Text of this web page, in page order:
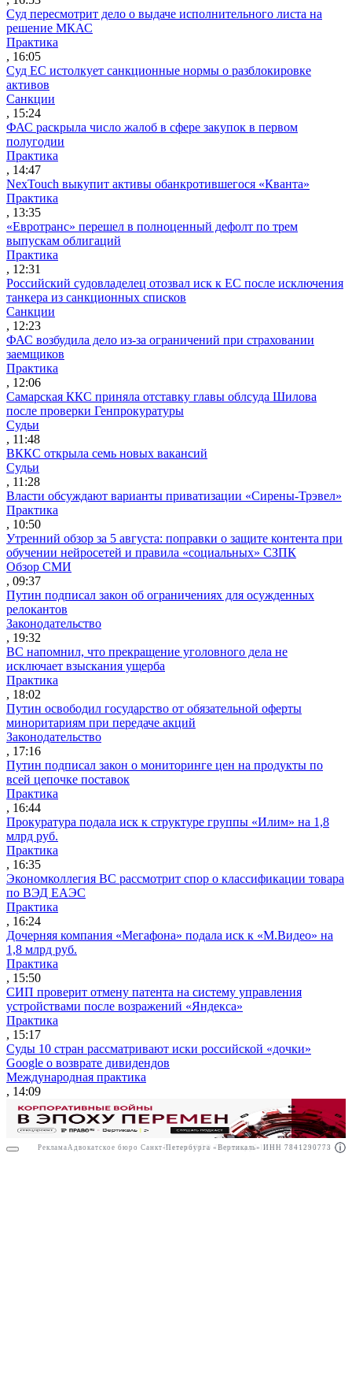
РекламаООО "Право.ру" ИНН: 7704835288
Суд пересмотрит дело о выдаче исполнительного листа на
решение МКАС
Практика
, 16:05
Суд ЕС истолкует санкционные нормы о разблокировке
активов
Санкции
, 15:24
ФАС раскрыла число жалоб в сфере закупок в первом
полугодии
Практика
, 14:47
NexTouch выкупит активы обанкротившегося «Кванта»
Практика
, 13:35
«Евротранс» перешел в полноценный дефолт по трем
выпускам облигаций
Практика
, 12:31
Российский судовладелец отозвал иск к ЕС после исключения
танкера из санкционных списков
Санкции
, 12:23
ФАС возбудила дело из-за ограничений при страховании
заемщиков
Практика
, 12:06
Самарская ККС приняла отставку главы облсуда Шилова
после проверки Генпрокуратуры
Судьи
, 11:48
ВККС открыла семь новых вакансий
Судьи
, 11:28
Власти обсуждают варианты приватизации «Сирены-Трэвел»
Практика
, 10:50
Утренний обзор за 5 августа: поправки о защите контента при
обучении нейросетей и правила «социальных» СЗПК
Обзор СМИ
, 09:37
Путин подписал закон об ограничениях для осужденных
релокантов
Законодательство
, 19:32
ВС напомнил, что прекращение уголовного дела не
исключает взыскания ущерба
Практика
, 18:02
Путин освободил государство от обязательной оферты
миноритариям при передаче акций
Законодательство
, 17:16
Путин подписал закон о мониторинге цен на продукты по
всей цепочке поставок
Практика
, 16:44
Прокуратура подала иск к структуре группы «Илим» на 1,8
млрд руб.
Практика
, 16:35
Экономколлегия ВС рассмотрит спор о классификации товара
по ВЭД ЕАЭС
Практика
, 16:24
Дочерняя компания «Мегафона» подала иск к «М.Видео» на
1,8 млрд руб.
Практика
, 15:50
СИП проверит отмену патента на систему управления
устройствами после возражений «Яндекса»
Практика
, 15:17
Суды 10 стран рассматривают иски российской «дочки»
Google о возврате дивидендов
Международная практика
, 14:09
Реклама Адвокатское бюро Санкт-Петербурга «Вертикаль» ИНН 7841290773